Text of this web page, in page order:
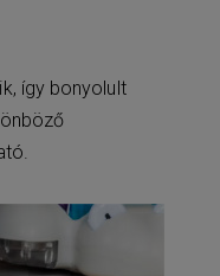
így bonyolult